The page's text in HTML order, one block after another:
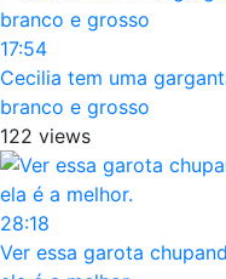
17:54
Cecilia tem uma
branco e grosso
122 views
28:18
Ver essa garota